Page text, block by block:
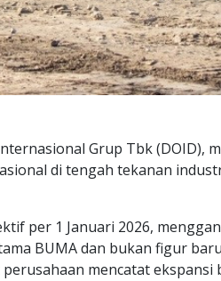
Grup Tbk (DOID),
di tengah tekanan
per 1 Januari 2026,
BUMA dan bukan figur
mencatat